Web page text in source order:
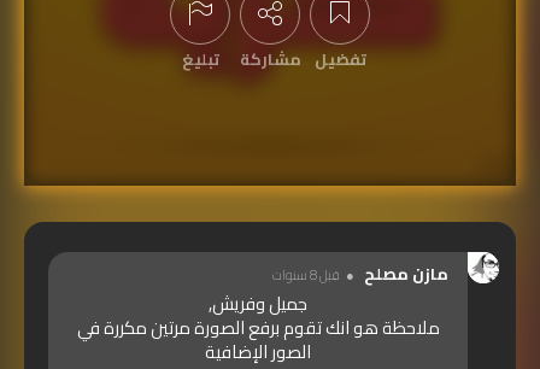
تفضيل مشاركة تبليغ
مازن مصلح قبل 8 سنوات
جميل وفريش,
ملاحظة هو انك تقوم برفع الصورة مرتين مكررة في
الصور الإضافية